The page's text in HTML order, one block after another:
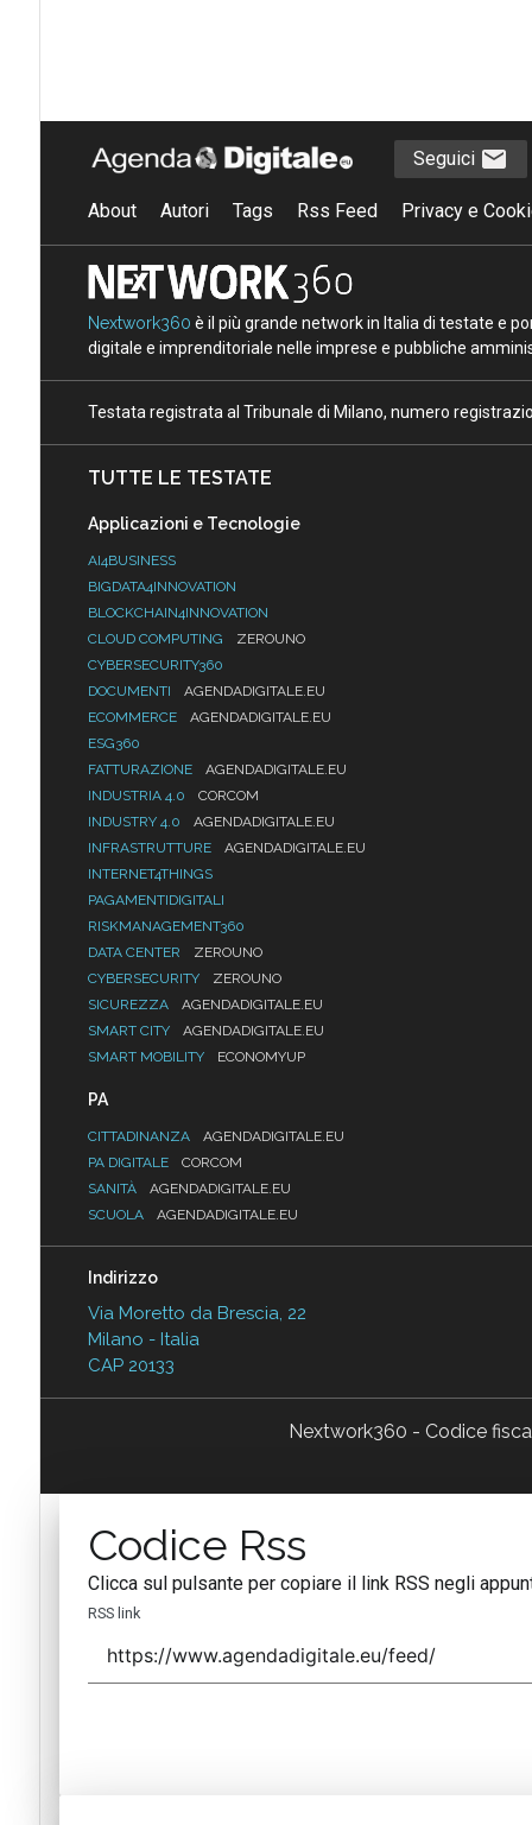
Seguici
About Autori Tags Rss Feed Privacy e
Nextwork360 è il più grande network in Italia di testate e
digitale e imprenditoriale nelle imprese e pubbliche
Testata registrata al Tribunale di Milano, numero
TUTTE LE TESTATE
Applicazioni e Tecnologie
AI4BUSINESS
BIGDATA4INNOVATION
BLOCKCHAIN4INNOVATION
CLOUD COMPUTING
ZEROUNO
CYBERSECURITY360
DOCUMENTI
AGENDADIGITALE.EU
ECOMMERCE
AGENDADIGITALE.EU
ESG360
FATTURAZIONE
AGENDADIGITALE.EU
INDUSTRIA 4.0
CORCOM
INDUSTRY 4.0
AGENDADIGITALE.EU
INFRASTRUTTURE
AGENDADIGITALE.EU
INTERNET4THINGS
PAGAMENTIDIGITALI
RISKMANAGEMENT360
DATA CENTER
ZEROUNO
CYBERSECURITY
ZEROUNO
SICUREZZA
AGENDADIGITALE.EU
SMART CITY
AGENDADIGITALE.EU
SMART MOBILITY
ECONOMYUP
PA
CITTADINANZA
AGENDADIGITALE.EU
PA DIGITALE
CORCOM
SANITÀ
AGENDADIGITALE.EU
SCUOLA
AGENDADIGITALE.EU
Indirizzo
Via Moretto da Brescia, 22
Milano - Italia
CAP 20133
Nextwork360 - Codice
Codice Rss
Clicca sul pulsante per copiare il link RSS negli
RSS link